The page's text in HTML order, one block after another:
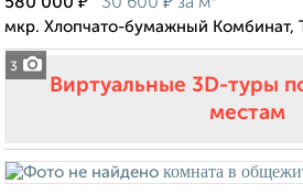
3
580 000
30 600 за м²
мкр. Хлопчато-бумажный Комбинат,
Виртуальные 3D-туры
местам